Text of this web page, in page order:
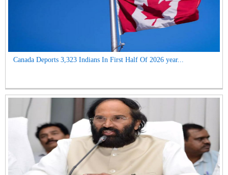
Canada Deports 3,323 Indians In First Half Of 2026 year...